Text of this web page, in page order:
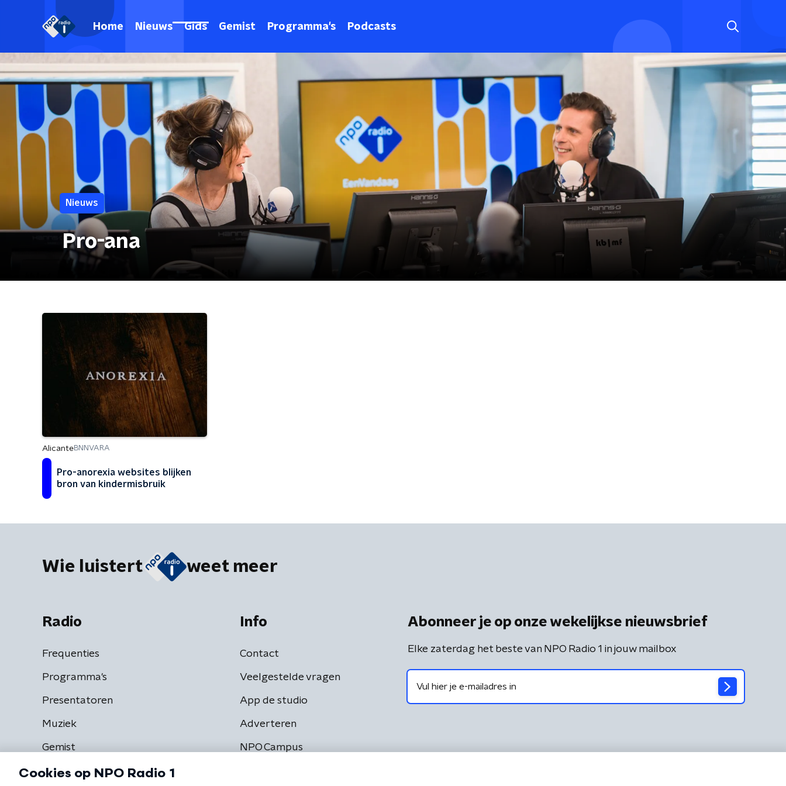
Home Nieuws Gids Gemist Programma's Podcasts
Nieuws
Pro-ana
AlicanteBNNVARA
Pro-anorexia websites blijken
bron van kindermisbruik
Wie luistert weet meer
Radio
Frequenties
Programma's
Presentatoren
Muziek
Gemist
Info
Contact
Veelgestelde vragen
App de studio
Adverteren
NPO Campus
Abonneer je op onze wekelijkse nieuwsbrief
Elke zaterdag het beste van NPO Radio 1 in jouw mailbox